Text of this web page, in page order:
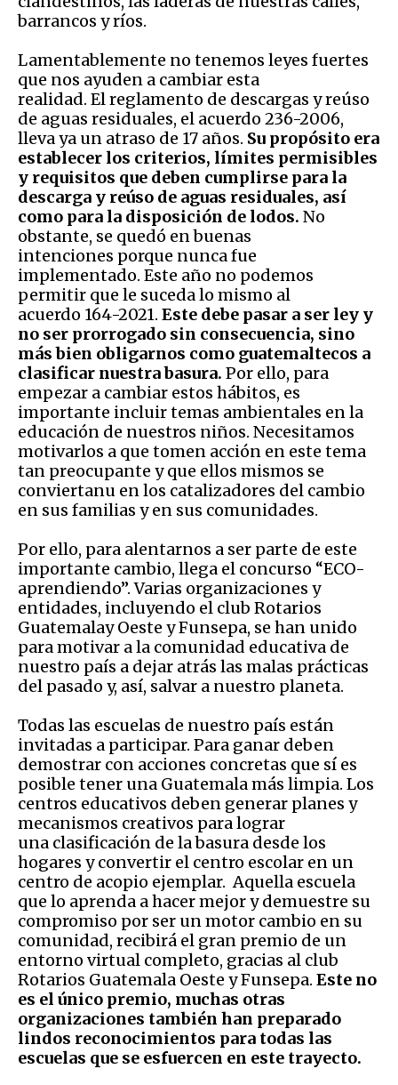
barrancos y ríos.
Lamentablemente no tenemos leyes fuertes
que nos ayuden a cambiar esta
realidad. El reglamento de descargas y reúso
de aguas residuales, el acuerdo 236-2006,
lleva ya un atraso de 17 años. Su propósito era
establecer los criterios, límites permisibles
y requisitos que deben cumplirse para la
descarga y reúso de aguas residuales, así
como para la disposición de lodos. No
obstante, se quedó en buenas
intenciones porque nunca fue
implementado. Este año no podemos
permitir que le suceda lo mismo al
acuerdo 164-2021. Este debe pasar a ser ley y
no ser prorrogado sin consecuencia, sino
más bien obligarnos como guatemaltecos a
clasificar nuestra basura. Por ello, para
empezar a cambiar estos hábitos, es
importante incluir temas ambientales en la
educación de nuestros niños. Necesitamos
motivarlos a que tomen acción en este tema
tan preocupante y que ellos mismos se
conviertanu en los catalizadores del cambio
en sus familias y en sus comunidades.
Por ello, para alentarnos a ser parte de este
importante cambio, llega el concurso “ECO-
aprendiendo”. Varias organizaciones y
entidades, incluyendo el club Rotarios
Guatemalay Oeste y Funsepa, se han unido
para motivar a la comunidad educativa de
nuestro país a dejar atrás las malas prácticas
del pasado y, así, salvar a nuestro planeta.
Todas las escuelas de nuestro país están
invitadas a participar. Para ganar deben
demostrar con acciones concretas que sí es
posible tener una Guatemala más limpia. Los
centros educativos deben generar planes y
mecanismos creativos para lograr
una clasificación de la basura desde los
hogares y convertir el centro escolar en un
centro de acopio ejemplar. Aquella escuela
que lo aprenda a hacer mejor y demuestre su
compromiso por ser un motor cambio en su
comunidad, recibirá el gran premio de un
entorno virtual completo, gracias al club
Rotarios Guatemala Oeste y Funsepa. Este no
es el único premio, muchas otras
organizaciones también han preparado
lindos reconocimientos para todas las
escuelas que se esfuercen en este trayecto.